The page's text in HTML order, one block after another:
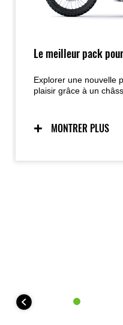
Le meilleur pack
Explorer une nouvelle
plaisir grâce à un
debout ou assis,
permet au pilote de
MONTRER PLUS